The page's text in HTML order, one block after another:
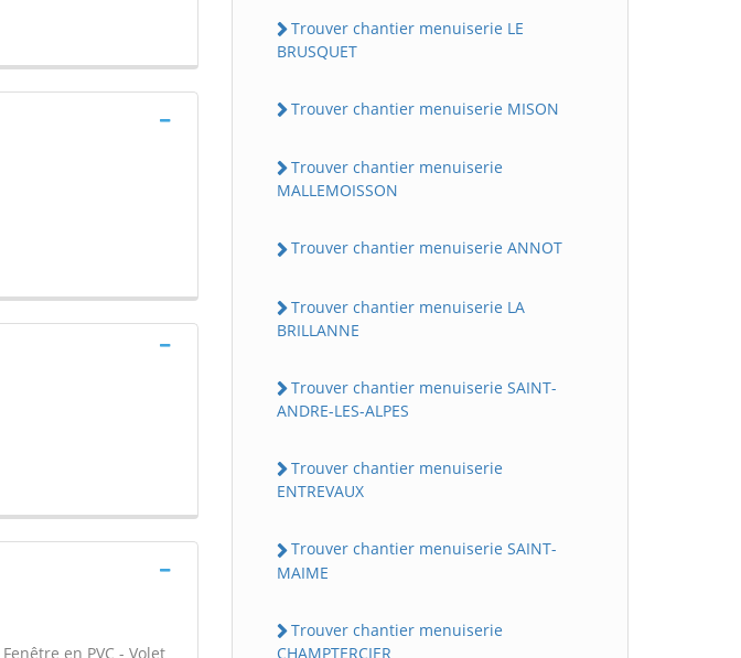
en PVC - Volet
Trouver chantier menuiserie LE
BRUSQUET
Trouver chantier menuiserie MISON
Trouver chantier menuiserie
MALLEMOISSON
Trouver chantier menuiserie ANNOT
Trouver chantier menuiserie LA
BRILLANNE
Trouver chantier menuiserie SAINT-
ANDRE-LES-ALPES
Trouver chantier menuiserie
ENTREVAUX
Trouver chantier menuiserie SAINT-
MAIME
Trouver chantier menuiserie
CHAMPTERCIER